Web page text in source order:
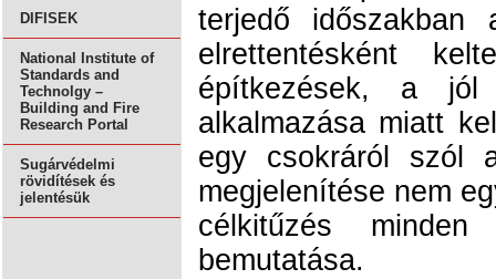
DIFISEK
National Institute of
Standards and
Technolgy –
Building and Fire
Research Portal
Sugárvédelmi
rövidítések és
jelentésük
terjedő
elrettentésként
építkezések, a jól
alkalmazása miatt
egy csokráról szól
megjelenítése nem
célkitűzés minden
bemutatása.